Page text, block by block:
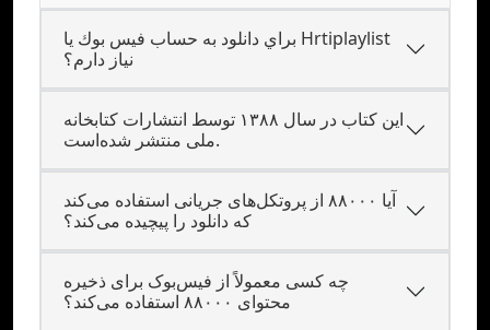
براي دانلود به حساب فيس بوك يا Hrtiplaylist
نياز دارم؟
این کتاب در سال ۱۳۸۸ توسط انتشارات کتابخانه
ملی منتشر شده‌است.
آیا ۸۸۰۰۰ از پروتکل‌های جریانی استفاده می‌کند
که دانلود را پیچیده می‌کند؟
چه کسی معمولاً از فیس‌بوک برای ذخیره
محتوای ۸۸۰۰۰ استفاده می‌کند؟